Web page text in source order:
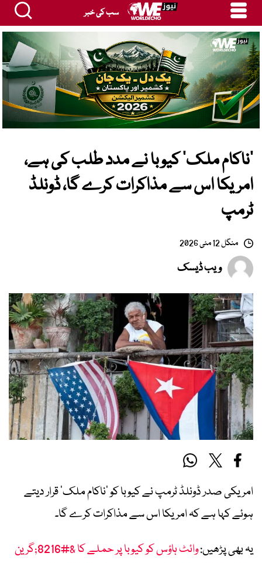
سب کی خبر
’ناکام ملک‘ کیوبا نے مدد طلب کی ہے،
امریکا اس سے مذاکرات کرے گا، ڈونلڈ
ٹرمپ
منگل 12 مئی 2026
ویب ڈیسک
امریکی صدر ڈونلڈ ٹرمپ نے کیوبا کو ’ناکام ملک‘ قرار دیتے
ہوئے کہا ہے کہ امریکا اس سے مذاکرات کرے گا۔
یہ بھی پڑھیں:
وائٹ ہاؤس کو کیوبا پر حملے کا &#8216;گرین